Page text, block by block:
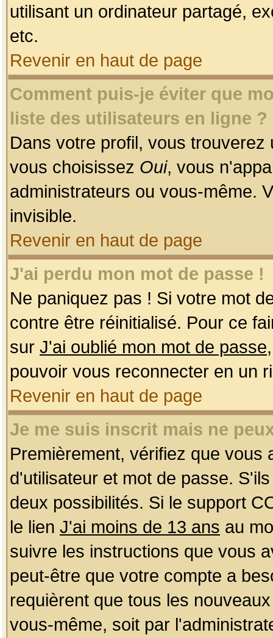
utilisant un ordinateur partagé,
etc.
Revenir en haut de page
Comment puis-je éviter que
liste des utilisateurs en ligne ?
Dans votre profil, vous
vous choisissez Oui, vous
administrateurs ou vous-même.
invisible.
Revenir en haut de page
J'ai perdu mon mot de passe !
Ne paniquez pas ! Si votre mot
contre être réinitialisé. Pour ce
sur J'ai oublié mon mot de passe
pouvoir vous reconnecter en un
Revenir en haut de page
Je me suis inscrit mais ne
Premièrement, vérifiez que
d'utilisateur et mot de passe.
deux possibilités. Si le support
le lien J'ai moins de 13 ans au
suivre les instructions que vous
peut-être que votre compte a
requièrent que tous les
vous-même, soit par